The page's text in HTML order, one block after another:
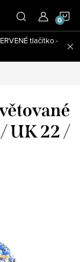
tlačítko -
UK 22 /